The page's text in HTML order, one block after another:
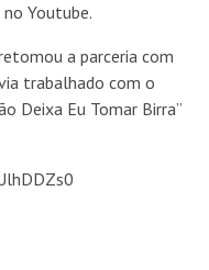
Youtube.
a parceria com
trabalhado com o
Deixa Eu Tomar Birra”